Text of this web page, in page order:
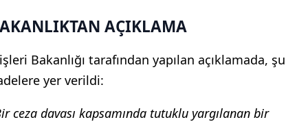
AÇIKLAMA
Bakanlığı tarafından yapılan açıklamada, şu
yer verildi:
ceza davası kapsamında tutuklu yargılanan bir